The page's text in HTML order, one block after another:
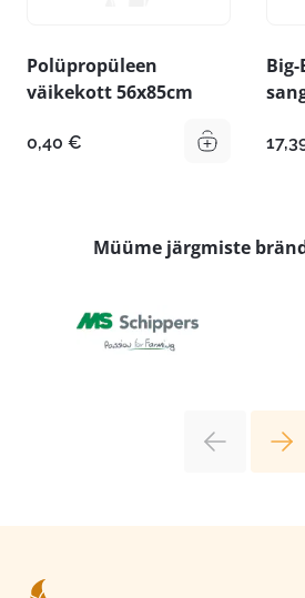
Polüpropüleen
väikekott 56x85cm
0,40 €
Big-
Müüme järgmiste